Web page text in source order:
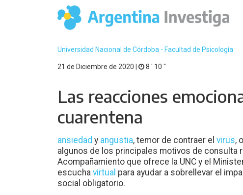
Universidad Nacional de Córdoba - Facultad de Psicología
21 de Diciembre de 2020 | 8 ′ 10 ′′
Las reacciones
cuarentena
ansiedad y angustia, temor de contraer el virus,
algunos de los principales motivos de consulta
Acompañamiento que ofrece la UNC y el
escucha virtual para ayudar a sobrellevar el
social obligatorio.